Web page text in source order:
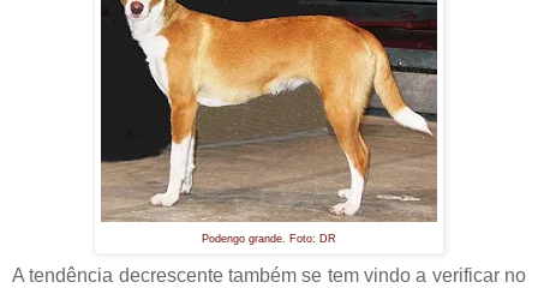
Podengo grande. Foto: DR
A tendência decrescente também se tem vindo a verificar no